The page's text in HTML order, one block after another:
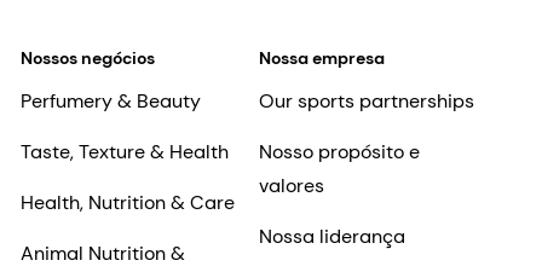
Nossos negócios
Perfumery & Beauty
Taste, Texture & Health
Health, Nutrition & Care
Animal Nutrition &
Nossa empresa
Our sports partnerships
Nosso propósito e
valores
Nossa liderança